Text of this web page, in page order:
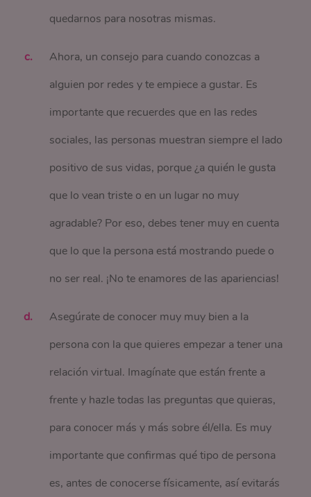
quedarnos para nosotras mismas.
Ahora, un consejo para cuando conozcas a
alguien por redes y te empiece a gustar. Es
importante que recuerdes que en las redes
sociales, las personas muestran siempre el lado
positivo de sus vidas, porque ¿a quién le gusta
que lo vean triste o en un lugar no muy
agradable? Por eso, debes tener muy en cuenta
que lo que la persona está mostrando puede o
no ser real. ¡No te enamores de las apariencias!
Asegúrate de conocer muy muy bien a la
persona con la que quieres empezar a tener una
relación virtual. Imagínate que están frente a
frente y hazle todas las preguntas que quieras,
para conocer más y más sobre él/ella. Es muy
importante que confirmas qué tipo de persona
es, antes de conocerse físicamente, así evitarás